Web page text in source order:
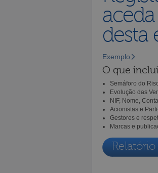
desta
Exemplo
O que
Semáforo do
Evolução das
NIF, Nome,
Acionistas e
Gestores e
Marcas e
Relatório